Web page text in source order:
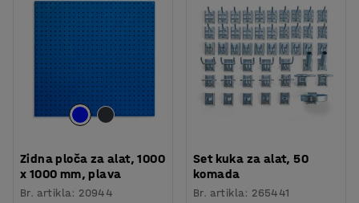
Zidna ploča za alat, 1000
x 1000 mm, plava
Br. artikla: 20944
Set kuka za alat, 50
komada
Br. artikla: 265441